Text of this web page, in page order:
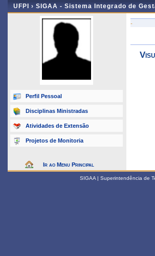
UFPI › SIGAA - Sistema Integrado de
Perfil Pessoal
Disciplinas Ministradas
Atividades de Extensão
Projetos de Monitoria
Ir ao Menu Principal
-
SIGAA | Superintendência de